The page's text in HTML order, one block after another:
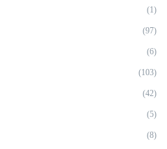
(1)
(97)
(6)
(103)
(42)
(5)
(8)